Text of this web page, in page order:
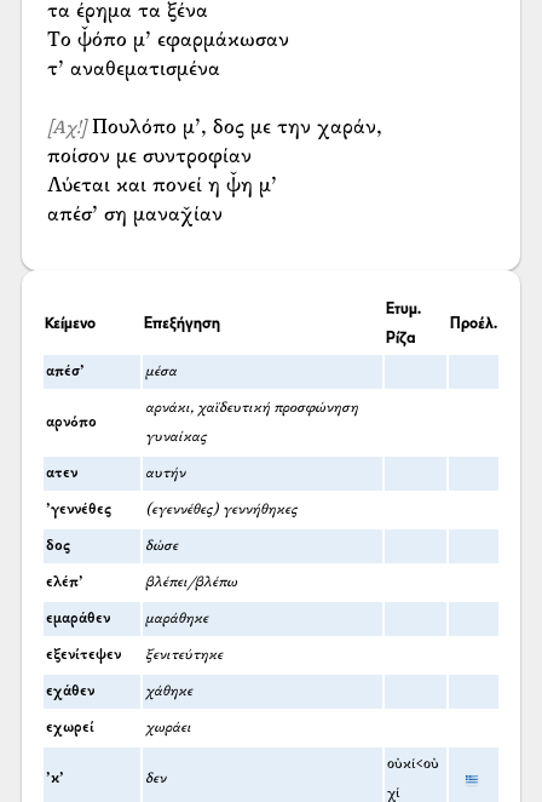
τα έρημα τα ξένα
Το ψ̌όπο μ’ εφαρμάκωσαν
τ’ αναθεματισμένα
[Αχ!]Πουλόπο μ’, δος με την χαράν,
ποίσον με συντροφίαν
Λύεται και πονεί η ψ̌η μ’
απέσ’ ση μαναχ̌ίαν
Κείμενο Επεξήγηση
Ετυμ.
Ρίζα
Προέλ.
απέσ’ μέσα
αρνόπο
αρνάκι, χαϊδευτική προσφώνηση
γυναίκας
ατεν αυτήν
’γεννέθες (εγεννέθες) γεννήθηκες
δος δώσε
ελέπ’ βλέπει/βλέπω
εμαράθεν μαράθηκε
εξενίτεψεν ξενιτεύτηκε
εχάθεν χάθηκε
εχωρεί χωράει
’κ’ δεν
οὐκί<οὐ
χί